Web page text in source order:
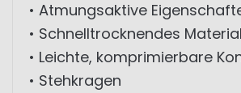
• Atmungsaktive
• Schnelltrocknendes Material
• Leichte, komprimierbare
• Stehkragen